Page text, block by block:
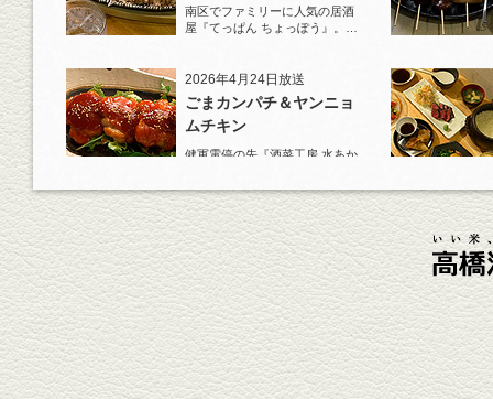
南区でファミリーに人気の居酒
屋『てっぱん ちょっぽう』。王
2026年4月24日放送
ごまカンパチ＆ヤンニョ
ムチキン
健軍電停の先『酒菜工房 水あか
杯！まずは『ごまカンパチ』を
肴に。
2026年4月3日放送
元祖 鶏焼売＆牛テールの
土鍋めし
健軍電停そば『湯気立つ料理』
が名物の『yuge(ゆげ)』へ。
『白岳』を使った『旨み緑茶
割』で乾杯！
2026年3月13日放送
焼鳥おまかせ８本